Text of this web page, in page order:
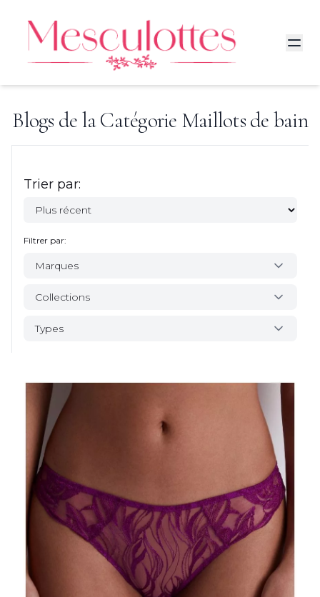
Blogs de la Catégorie Maillots de bain
Trier par:
Filtrer par:
Marques
Collections
Types